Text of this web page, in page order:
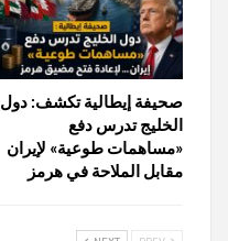
صحيفة إيطالية تكشف: دول
الخليج تدرس دفع
«مساهمات طوعية» لإيران
مقابل الملاحة في هرمز